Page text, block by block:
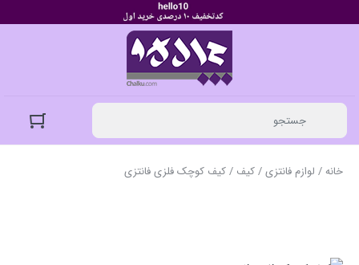
خانه/ لوازم فانتزی/کیف / کیف کوچک فلزی فانتزی